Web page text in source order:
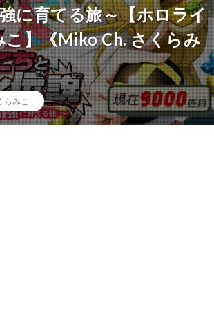
に育てる旅～【ホロライ
】《Miko Ch. さくらみ
らみこ